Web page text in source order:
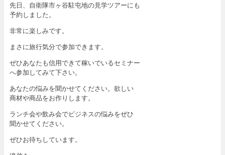
先日、自衛隊市ヶ谷駐屯地の見学ツアーにも
予約しました。
非常に楽しみです。
まさに旅行気分で参加できます。
ぜひあなたも信用できて稼いでいるセミナー
へ参加してみて下さい。
あなたの悩みを聞かせてください。欲しい
商材や商品をお作りします。
ランチ会や飲み会でビジネスの悩みをぜひ
聞かせてください。
ぜひお待ちしています。